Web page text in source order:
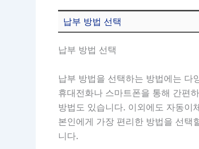
납부 방법 선택
납부 방법 선택
납부 방법을 선택하는 방법에는 다
휴대전화나 스마트폰을 통해 간편
방법도 있습니다. 이외에도 자동이
본인에게 가장 편리한 방법을 선택
니다.